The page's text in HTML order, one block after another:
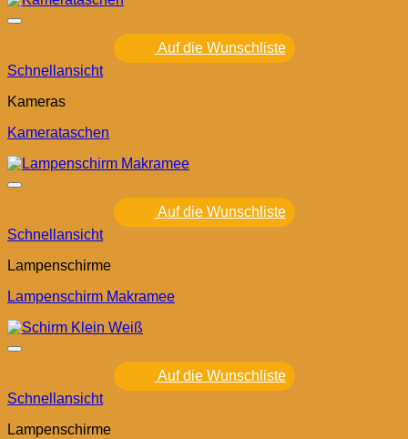
Auf die Wunschliste
Schnellansicht
Kameras
Kamerataschen
Auf die Wunschliste
Schnellansicht
Lampenschirme
Lampenschirm Makramee
Auf die Wunschliste
Schnellansicht
Lampenschirme